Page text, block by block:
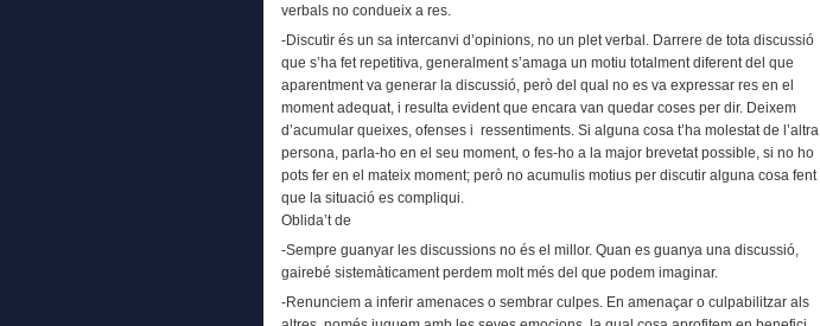
verbals no condueix a res.
-Discutir és un sa intercanvi d’opinions, no un plet verbal. Darrere de tota discussió
que s’ha fet repetitiva, generalment s’amaga un motiu totalment diferent del que
aparentment va generar la discussió, però del qual no es va expressar res en el
moment adequat, i resulta evident que encara van quedar coses per dir. Deixem
d’acumular queixes, ofenses i ressentiments. Si alguna cosa t’ha molestat de l’altra
persona, parla-ho en el seu moment, o fes-ho a la major brevetat possible, si no ho
pots fer en el mateix moment; però no acumulis motius per discutir alguna cosa fent
que la situació es compliqui.
Oblida’t de
-Sempre guanyar les discussions no és el millor. Quan es guanya una discussió,
gairebé sistemàticament perdem molt més del que podem imaginar.
-Renunciem a inferir amenaces o sembrar culpes. En amenaçar o culpabilitzar als